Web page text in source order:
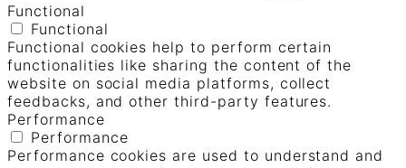
Functional
Functional
Functional cookies help to perform certain
functionalities like sharing the content of the
website on social media platforms, collect
feedbacks, and other third-party features.
Performance
Performance
Performance cookies are used to understand and